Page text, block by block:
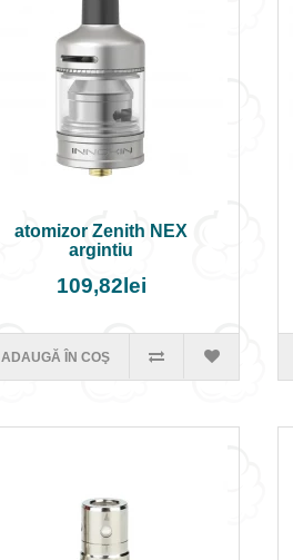
atomizor Zenith NEX
argintiu
109,82lei
ADAUGĂ ÎN COŞ